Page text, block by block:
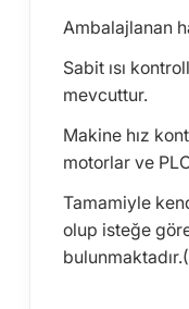
Ambalajlanan
Sabit ısı
mevcuttur.
Makine hız
motorlar ve
Tamamiyle
olup isteğe